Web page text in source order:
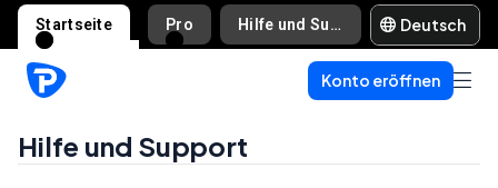
Startseite Pro Hilfe und Support Deutsch
Konto eröffnen
Hilfe und Support